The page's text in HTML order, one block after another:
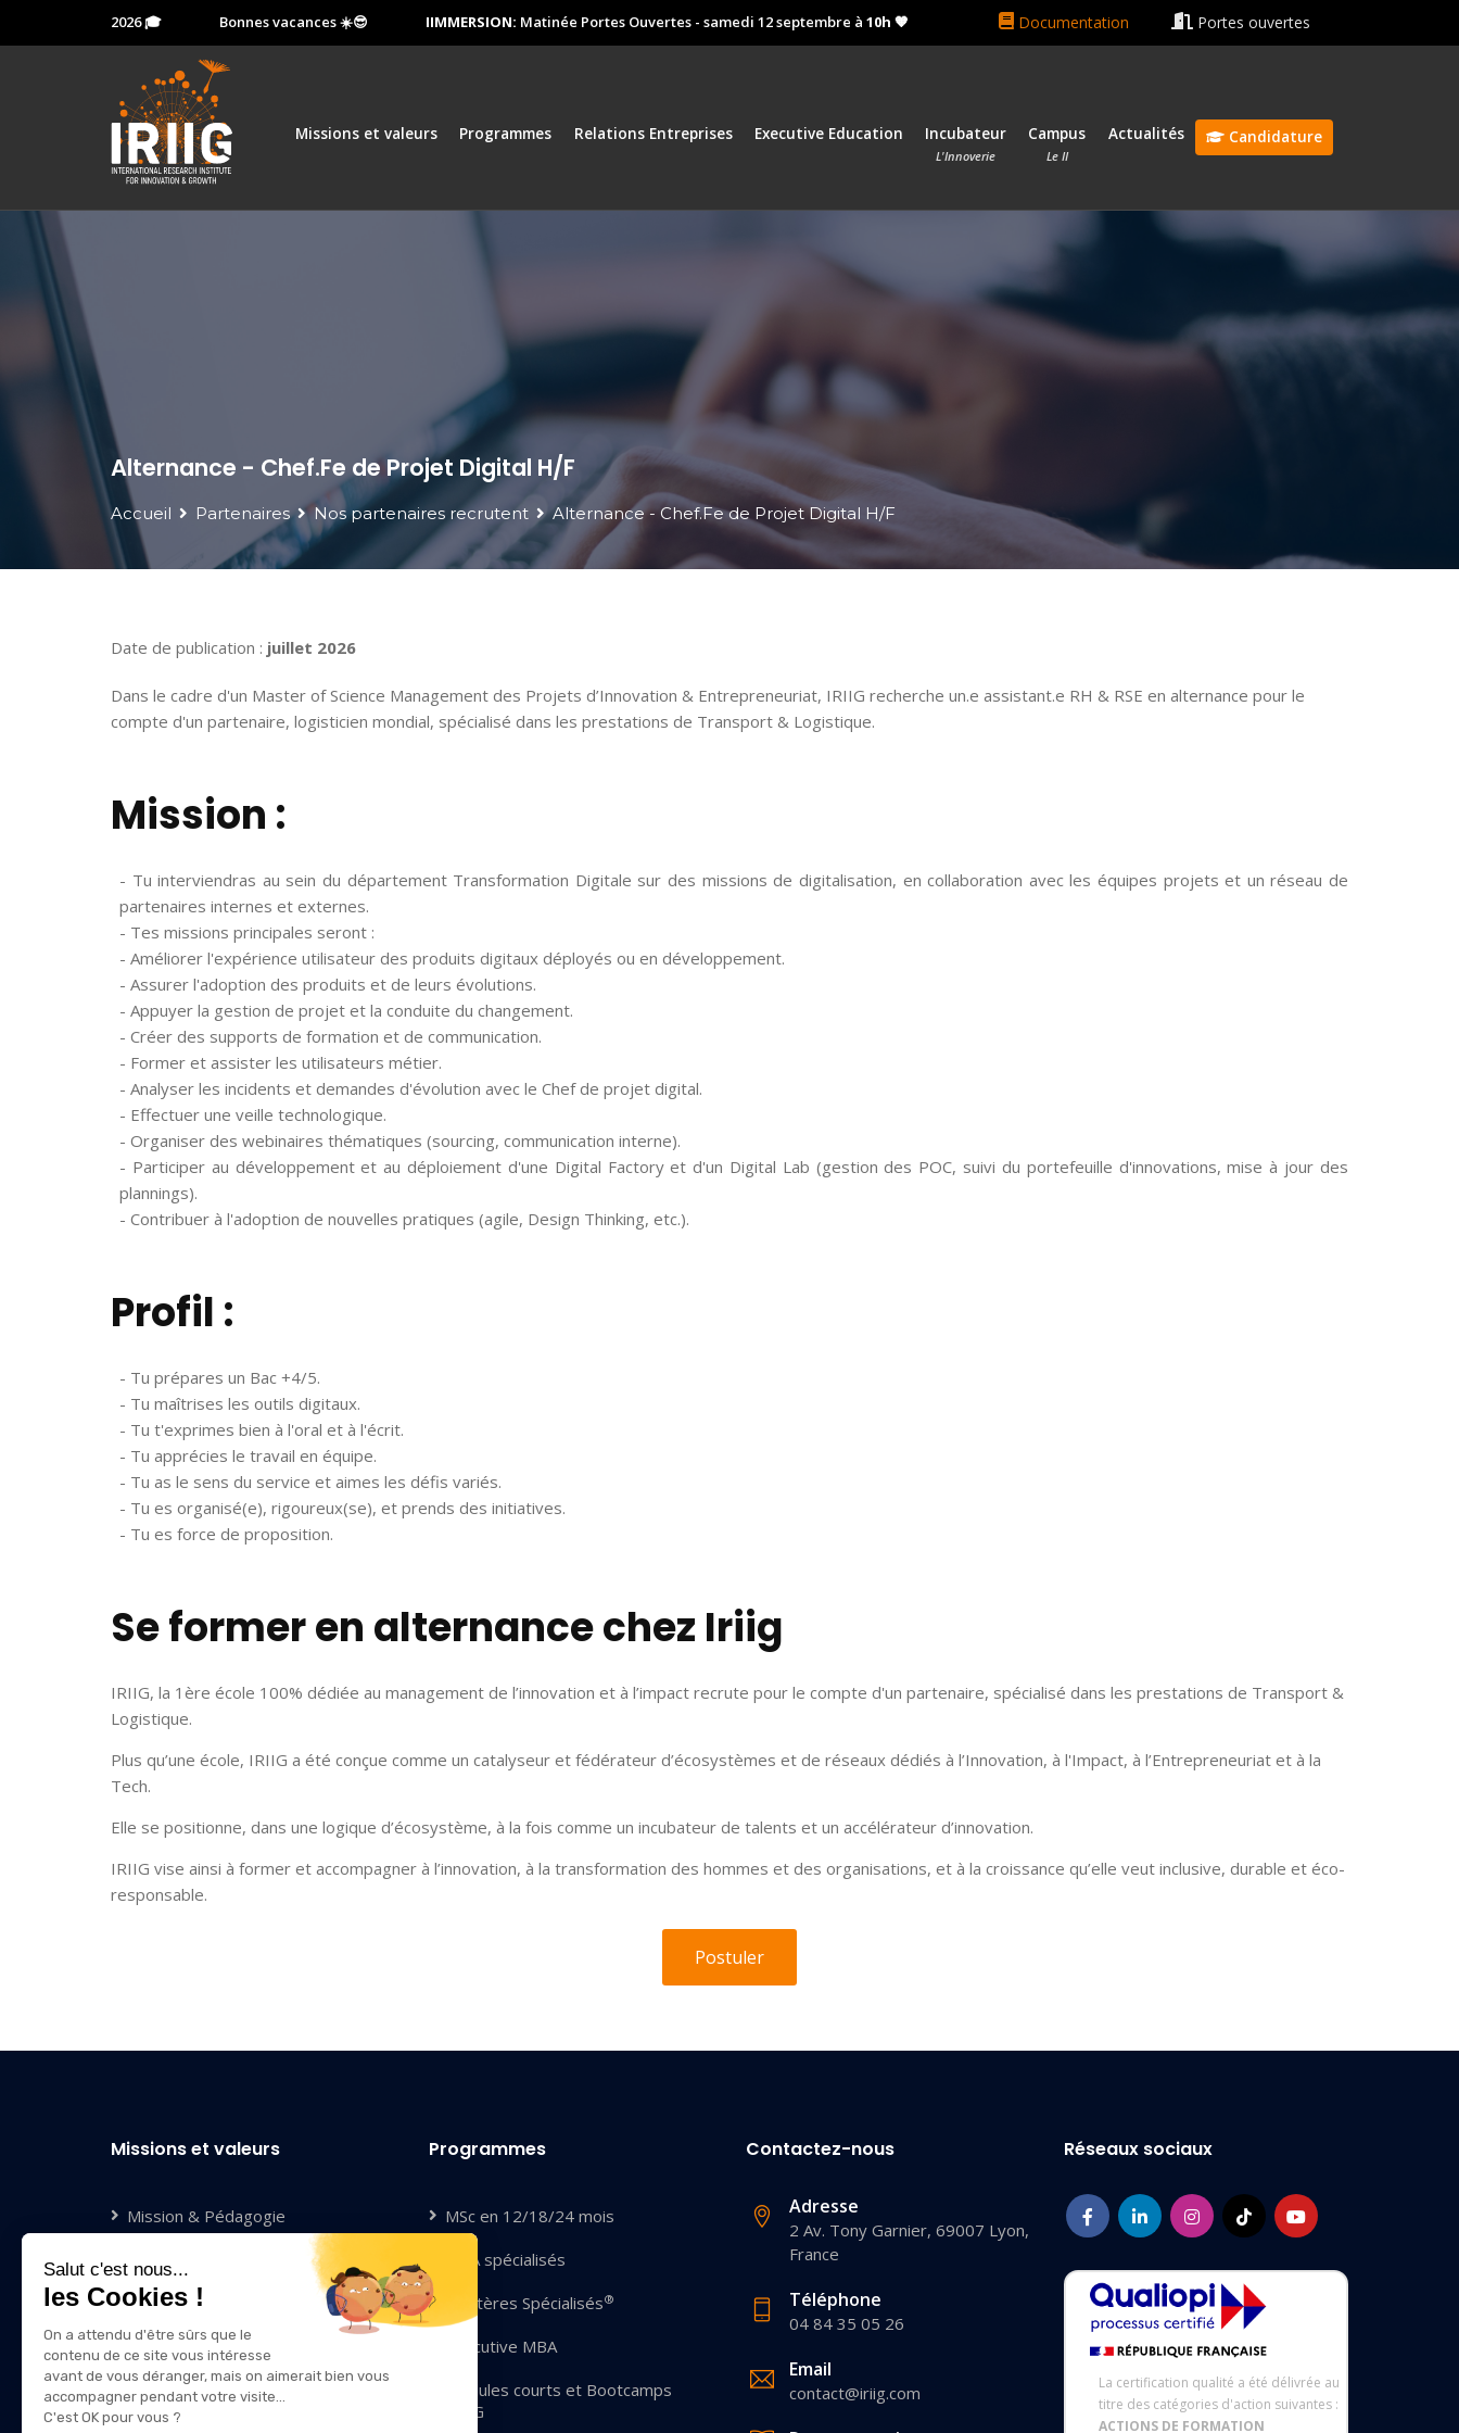
Salut c'est nous...
les Cookies !
On a attendu d'être sûrs que le
contenu de ce site vous intéresse
avant de vous déranger, mais on aimerait bien vous
accompagner pendant votre visite...
C'est OK pour vous ?
octobre 2026 🎓 Bonnes vacances ☀️😎 IIMMERSION:Matinée Portes Ouvertes - samedi 12 septembre à10h 🧡 Prochain rentrée le 13 octobre 2026 🎓 Bonnes vacances ☀️😎
Documentation Portes ouvertes
Missions et valeurs Programmes Relations Entreprises Executive Education Incubateur
L'Innoverie
Campus
Le II
Actualités Candidature
Alternance - Chef.Fe de Projet Digital H/F
Accueil Partenaires Nos partenaires recrutent Alternance - Chef.Fe de Projet Digital H/F
Date de publication : juillet 2026
Dans le cadre d'un Master of Science Management des Projets d’Innovation & Entrepreneuriat, IRIIG recherche un.e assistant.e RH & RSE en alternance pour le
compte d'un partenaire, logisticien mondial, spécialisé dans les prestations de Transport & Logistique.
Mission :
- Tu interviendras au sein du département Transformation Digitale sur des missions de digitalisation, en collaboration avec les équipes projets et un réseau de
partenaires internes et externes.
- Tes missions principales seront :
- Améliorer l'expérience utilisateur des produits digitaux déployés ou en développement.
- Assurer l'adoption des produits et de leurs évolutions.
- Appuyer la gestion de projet et la conduite du changement.
- Créer des supports de formation et de communication.
- Former et assister les utilisateurs métier.
- Analyser les incidents et demandes d'évolution avec le Chef de projet digital.
- Effectuer une veille technologique.
- Organiser des webinaires thématiques (sourcing, communication interne).
- Participer au développement et au déploiement d'une Digital Factory et d'un Digital Lab (gestion des POC, suivi du portefeuille d'innovations, mise à jour des
plannings).
- Contribuer à l'adoption de nouvelles pratiques (agile, Design Thinking, etc.).
Profil :
- Tu prépares un Bac +4/5.
- Tu maîtrises les outils digitaux.
- Tu t'exprimes bien à l'oral et à l'écrit.
- Tu apprécies le travail en équipe.
- Tu as le sens du service et aimes les défis variés.
- Tu es organisé(e), rigoureux(se), et prends des initiatives.
- Tu es force de proposition.
Se former en alternance chez Iriig
IRIIG, la 1ère école 100% dédiée au management de l’innovation et à l’impact recrute pour le compte d'un partenaire, spécialisé dans les prestations de Transport &
Logistique.
Plus qu’une école, IRIIG a été conçue comme un catalyseur et fédérateur d’écosystèmes et de réseaux dédiés à l’Innovation, à l'Impact, à l’Entrepreneuriat et à la
Tech.
Elle se positionne, dans une logique d’écosystème, à la fois comme un incubateur de talents et un accélérateur d’innovation.
IRIIG vise ainsi à former et accompagner à l’innovation, à la transformation des hommes et des organisations, et à la croissance qu’elle veut inclusive, durable et éco-
responsable.
Postuler
Missions et valeurs
Mission & Pédagogie
Diversité & Inclusion
Qui sommes-nous ?
Nous rejoindre
Programmes
MSc en 12/18/24 mois
MBA spécialisés
Mastères Spécialisés®
Executive MBA
Modules courts et Bootcamps
IRIIG
Contactez-nous
Adresse
2 Av. Tony Garnier, 69007 Lyon,
France
Téléphone
04 84 35 05 26
Email
contact@iriig.com
Réseaux sociaux
La certification qualité a été délivrée au
titre des catégories d'action suivantes :
ACTIONS DE FORMATION